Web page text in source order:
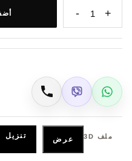
+
1
-
WhatsApp
Viber اتصال
ملف 3D عرض تنزيل